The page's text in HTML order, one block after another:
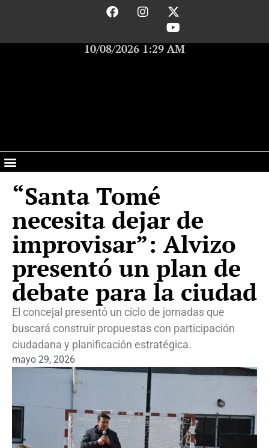
10/08/2026 1:29 AM
“Santa Tomé
necesita dejar de
improvisar”: Alvizo
presentó un plan de
debate para la ciudad
El concejal presentó un ciclo de jornadas que
buscará construir propuestas con participación
ciudadana y planificación estratégica.
mayo 29, 2026